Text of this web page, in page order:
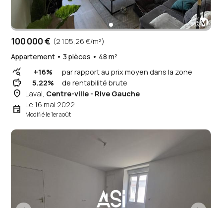
100 000 € (2 105,26 €/m²)
Appartement • 3 pièces • 48 m²
query_stats +16% par rapport au prix moyen dans la zone
savings 5.22% de rentabilité brute
place Laval, Centre-ville - Rive Gauche
event Le 16 mai 2022
Modifié le 1er août